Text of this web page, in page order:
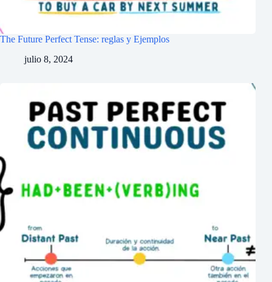
The Future Perfect Tense: reglas y Ejemplos
julio 8, 2024